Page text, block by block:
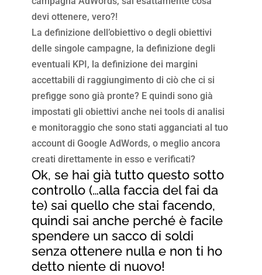
devi ottenere, vero?!
La definizione dell’obiettivo o degli obiettivi
delle singole campagne, la definizione degli
eventuali KPI, la definizione dei margini
accettabili di raggiungimento di ciò che ci si
prefigge sono già pronte? E quindi sono già
impostati gli obiettivi anche nei tools di analisi
e monitoraggio che sono stati agganciati al tuo
account di Google AdWords, o meglio ancora
creati direttamente in esso e verificati?
Ok, se hai già tutto questo sotto
controllo (…alla faccia del fai da
te) sai quello che stai facendo,
quindi sai anche perché è facile
spendere un sacco di soldi
senza ottenere nulla e non ti ho
detto niente di nuovo!